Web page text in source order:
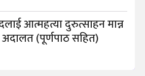
आत्महत्या दुरुत्साहन मान्न
अदालत (पूर्णपाठ सहित)